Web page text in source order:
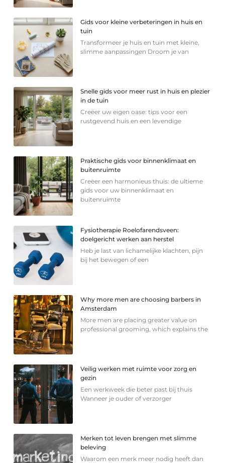
Gids voor kleine verbeteringen in huis en
tuin
Transformeer je huis en tuin met kleine,
slimme aanpassingen Droom je van
Snelle gids voor meer rust in huis en plezier
in de tuin
Creëer uw eigen oase: tips voor een
rustgevend huis en een levendige
Praktische gids voor binnenklimaat en
buitenruimte
Creëer een harmonieus thuis: de ultieme
gids voor uw binnenklimaat en
buitenruimte
Fysiotherapie Roelofarendsveen:
doelgericht werken aan herstel
Heb je last van lichamelijke klachten, pijn
bij het bewegen of een
Why more men are choosing barbers in
Amsterdam
More men are placing greater value on
professional grooming, which explains the
Veilig werken met ruimte voor zorg en
gezin
Een werkweek die beter past bij thuis
Wanneer je ouder of verzorger
Merken tot leven brengen met slimme
beleving
Waarom een merk meer nodig heeft dan